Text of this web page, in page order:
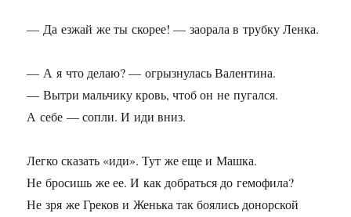
— Да езжай же ты скорее! — заорала в трубку Ленка.
— А я что делаю? — огрызнулась Валентина.
— Вытри мальчику кровь, чтоб он не пугался.
А себе — сопли. И иди вниз.
Легко сказать «иди». Тут же еще и Машка.
Не бросишь же ее. И как добраться до гемофила?
Не зря же Греков и Женька так боялись донорской